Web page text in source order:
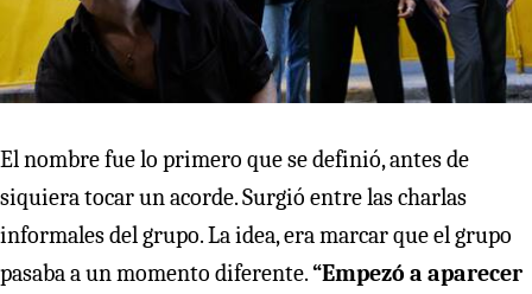
El nombre fue lo primero que se definió, antes de
siquiera tocar un acorde. Surgió entre las charlas
informales del grupo. La idea, era marcar que el grupo
pasaba a un momento diferente.“Empezó a aparecer